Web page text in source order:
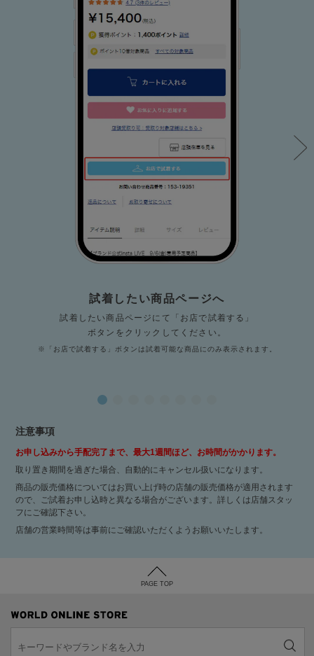
試着したい商品ページへ
試着したい商品ページにて「お店で試着する」
ボタンをクリックしてください。
※「お店で試着する」ボタンは試着可能な商品にのみ表示されます。
注意事項
お申し込みから手配完了まで、最大1週間ほど、お時間がかかります。
取り置き期間を過ぎた場合、自動的にキャンセル扱いになります。
商品の販売価格についてはお買い上げ時の店舗の販売価格が適用されます
ので、ご試着お申し込時と異なる場合がございます。詳しくは店舗スタッ
フにご確認下さい。
店舗の営業時間等は事前にご確認いただくようお願いいたします。
PAGE TOP